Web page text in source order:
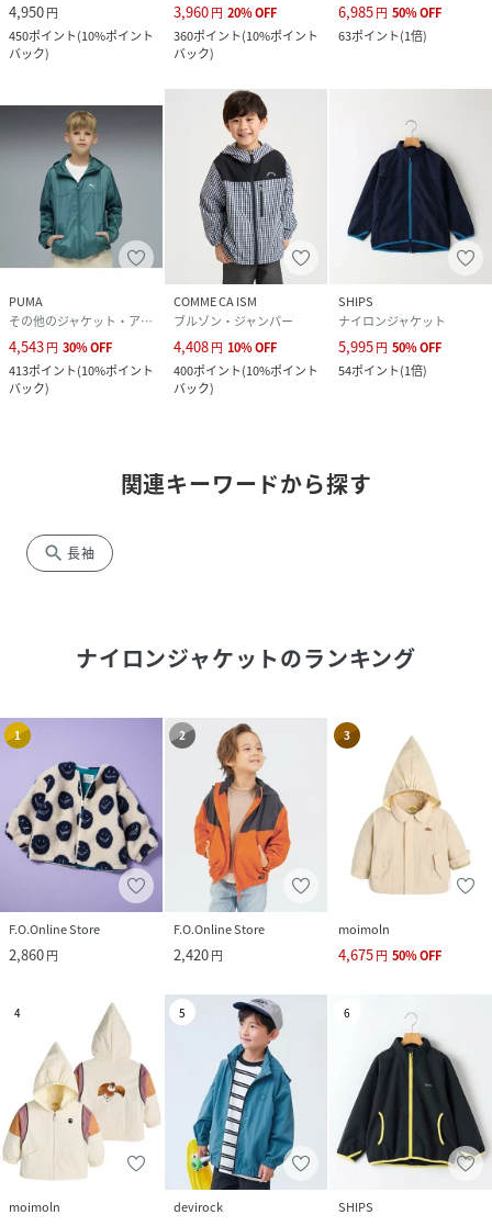
4,950円
450ポイント(10%ポイント
バック)
3,960円 20%OFF
360ポイント(10%ポイント
バック)
6,985円 50%OFF
63ポイント(1倍)
PUMA
その他のジャケット・アウター
4,543円 30%OFF
413ポイント(10%ポイント
バック)
COMME CA ISM
ブルゾン・ジャンパー
4,408円 10%OFF
400ポイント(10%ポイント
バック)
SHIPS
ナイロンジャケット
5,995円 50%OFF
54ポイント(1倍)
関連キーワードから探す
search 長袖
ナイロンジャケットのランキング
1
F.O.Online Store
2,860円
2
F.O.Online Store
2,420円
3
moimoln
4,675円 50%OFF
4
moimoln
5
devirock
6
SHIPS